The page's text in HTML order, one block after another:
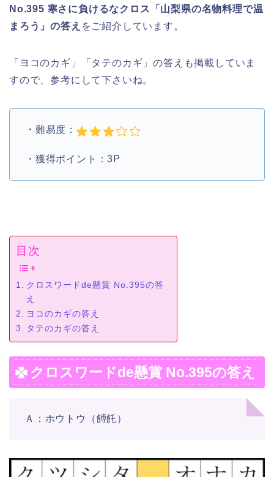
No.395 寒さに負けるなクロス「山梨県の名物料理で温
まろう」の答え をご紹介しています。
「ヨコのカギ」「タテのカギ」の答えも掲載していま
すので、参考にして下さいね。
・難易度：
・獲得ポイント：3P
目次
クロスワードde懸賞 No.395の答
え
ヨコのカギの答え
タテのカギの答え
クロスワードde懸賞 No.395の答え
Ａ：ホウトウ（餺飥）